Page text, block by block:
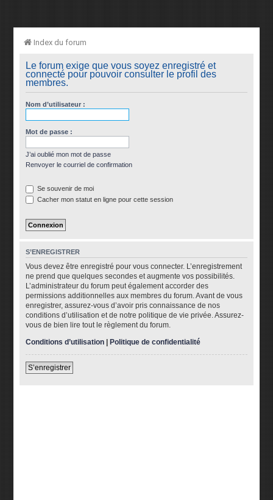
Index du forum
Le forum exige que vous soyez enregistré et
connecté pour pouvoir consulter le profil des
membres.
Nom d’utilisateur :
Mot de passe :
J’ai oublié mon mot de passe
Renvoyer le courriel de confirmation
Se souvenir de moi
Cacher mon statut en ligne pour cette session
S’ENREGISTRER
Vous devez être enregistré pour vous connecter. L’enregistrement
ne prend que quelques secondes et augmente vos possibilités.
L’administrateur du forum peut également accorder des
permissions additionnelles aux membres du forum. Avant de vous
enregistrer, assurez-vous d’avoir pris connaissance de nos
conditions d’utilisation et de notre politique de vie privée. Assurez-
vous de bien lire tout le règlement du forum.
Conditions d’utilisation |Politique de confidentialité
S’enregistrer